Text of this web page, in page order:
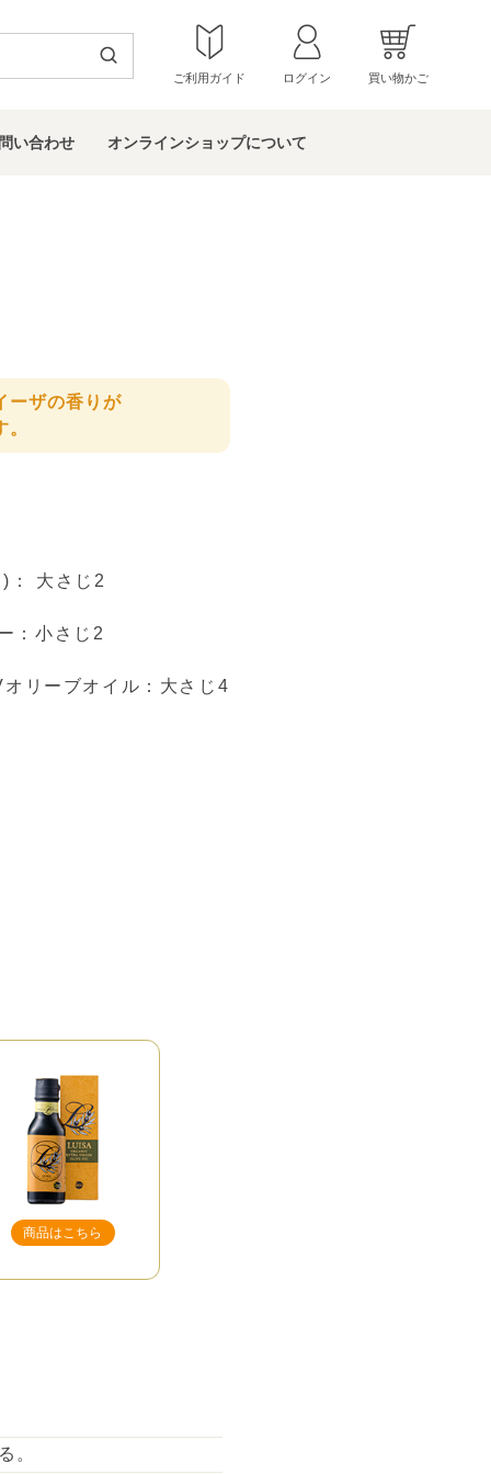
ご利用ガイド ログイン 買い物かご
い合わせ オンラインショップについて
ーザの香りが
： 大さじ2
：小さじ2
リーブオイル：大さじ4
商品はこちら
。